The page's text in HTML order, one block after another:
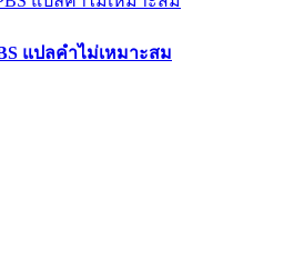
แปลคำไม่เหมาะสม